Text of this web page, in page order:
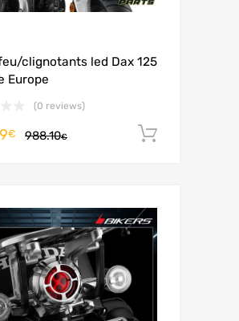
clignotants led Dax 125
Europe
(0 reviews)
988.10€
€